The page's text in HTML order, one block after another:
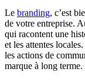
Le branding, c’est
de votre entreprise.
qui racontent une
et les attentes
les actions de
marque à long terme.